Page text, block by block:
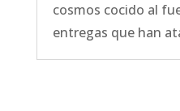
cosmos cocido al
entregas que han